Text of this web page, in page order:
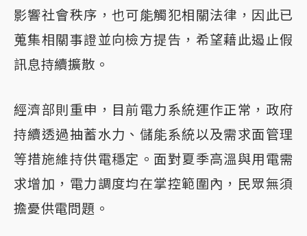
影響社會秩序，也可能觸犯相關法律，因此已
蒐集相關事證並向檢方提告，希望藉此遏止假
訊息持續擴散。
經濟部則重申，目前電力系統運作正常，政府
持續透過抽蓄水力、儲能系統以及需求面管理
等措施維持供電穩定。面對夏季高溫與用電需
求增加，電力調度均在掌控範圍內，民眾無須
擔憂供電問題。